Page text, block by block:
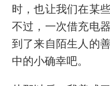
时，也让我们在某
不过，一次借充电
到了来自陌生人的
中的小确幸吧。